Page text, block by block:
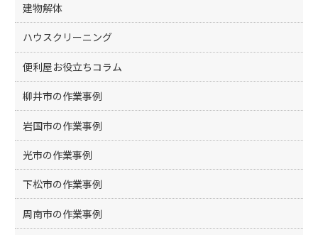
建物解体
ハウスクリーニング
便利屋お役立ちコラム
柳井市の作業事例
岩国市の作業事例
光市の作業事例
下松市の作業事例
周南市の作業事例